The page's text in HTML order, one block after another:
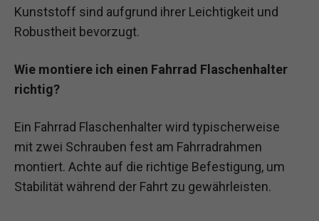
Kunststoff sind aufgrund ihrer Leichtigkeit und
Robustheit bevorzugt.
Wie montiere ich einen Fahrrad Flaschenhalter
richtig?
Ein Fahrrad Flaschenhalter wird typischerweise
mit zwei Schrauben fest am Fahrradrahmen
montiert. Achte auf die richtige Befestigung, um
Stabilität während der Fahrt zu gewährleisten.